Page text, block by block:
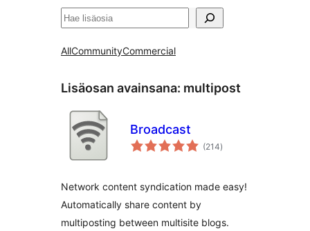
Etsi
AllCommunityCommercial
Lisäosan avainsana: multipost
Broadcast
(214arvosanat
yhteensä
)
Network content syndication made easy!
Automatically share content by
multiposting between multisite blogs.